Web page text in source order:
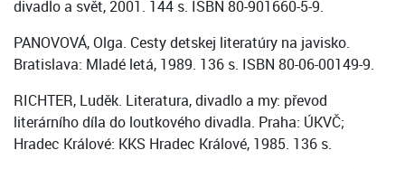
divadlo a svět, 2001. 144 s. ISBN 80-901660-5-9.
PANOVOVÁ, Olga. Cesty detskej literatúry na javisko.
Bratislava: Mladé letá, 1989. 136 s. ISBN 80-06-00149-9.
RICHTER, Luděk. Literatura, divadlo a my: převod
literárního díla do loutkového divadla. Praha: ÚKVČ;
Hradec Králové: KKS Hradec Králové, 1985. 136 s.